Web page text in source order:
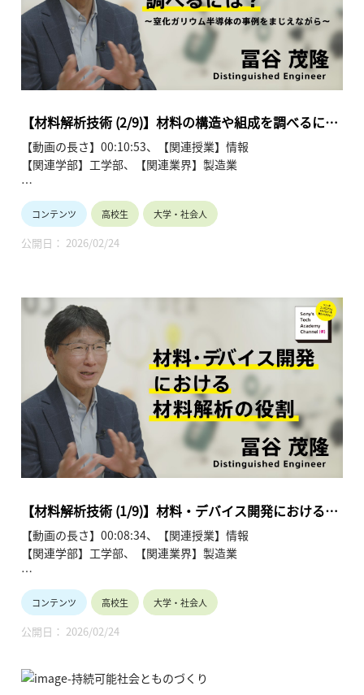
第1回「材料・デバイス開発における材料解析の役割」
第2回「材料の構造や組成を調べるには？」
第3回「異なる材料の界面を調べるには？」
第4回「結晶配向と分子配向を調べるには？」
第6回「材料・デバイスにおけるさまざまなインフォマティク
ス」
第7回「多変量解析の活用 (1)」
第8回「多変量解析の活用 (2)」
第9回「材料解析技術の今後」
【材料解析技術 (2/9)】材料の構造や組成を調べるに
は？(2/9) 冨谷 茂隆
【動画の長さ】00:10:53、【関連授業】情報
【関連学部】工学部、【関連業界】製造業
Sony’s Tech Academy Channelでは、ソニーのエンジニアが、
私たちの生活の中で活用されているテクノロジーについて、基
礎から最新情報までわかりやすくお伝えします。
●材料解析技術を学ぶ~冨谷 茂隆 【Sony’s Tech Academy
Channel】
https://www.youtube.com/playlist?
list=PLT57hSt26YAzw8ABHzx4-RtBZIgz9cJZw
第1回「材料・デバイス開発における材料解析の役割」
第2回「材料の構造や組成を調べるには？」
第3回「異なる材料の界面を調べるには？」
第4回「結晶配向と分子配向を調べるには？」
第6回「材料・デバイスにおけるさまざまなインフォマティク
ス」
第7回「多変量解析の活用 (1)」
第8回「多変量解析の活用 (2)」
第9回「材料解析技術の今後」
コンテンツ 高校生 大学・社会人
公開日： 2026/02/24
【材料解析技術 (1/9)】材料・デバイス開発における材
料解析の役割（1/9）冨谷 茂隆
【動画の長さ】00:08:34、【関連授業】情報
【関連学部】工学部、【関連業界】製造業
Sony’s Tech Academy Channelでは、ソニーのエンジニアが、
私たちの生活の中で活用されているテクノロジーについて、基
礎から最新情報までわかりやすくお伝えします。
にわたって解説します。
コンテンツ 高校生 大学・社会人
公開日： 2026/02/24